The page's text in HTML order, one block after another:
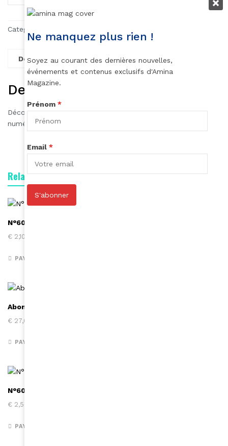
Category:
Description
Description
Découvrez le numéro 615 du magazine Amina, édition
numérique de juillet-août 2023.
Related products
N°602 I Mai-Juin 2021 (version digitale)
€ 2,10
PAYER
Abonnement un an – 5 numéros – Canada / USA
€ 27,00
PAYER
N°604 I Septembre-Octobre 2021 (version digitale)
€ 2,50
PAYER
Ne manquez plus rien !
Soyez au courant des dernières nouvelles,
événements et contenus exclusifs d'Amina
Magazine.
Prénom *
Email *
S'abonner